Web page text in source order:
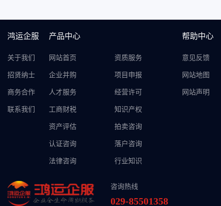
鸿运企服
关于我们
招贤纳士
商务合作
联系我们
产品中心
网站首页 资质服务
企业并购 项目申报
人才服务 经营许可
工商财税 知识产权
资产评估 拍卖咨询
认证咨询 落户咨询
法律咨询 行业知识
帮助中心
意见反馈
网站地图
网站声明
咨询热线
029-85501358